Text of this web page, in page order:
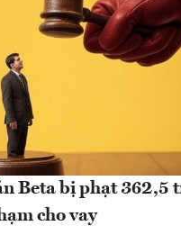
Beta bị phạt 362,5
cho vay